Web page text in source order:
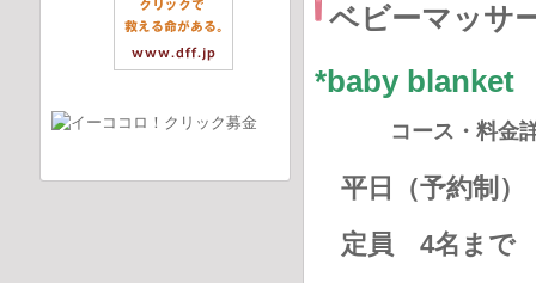
ベビーマッサ
*baby
コース・料金
平日（予約
定員 4名まで